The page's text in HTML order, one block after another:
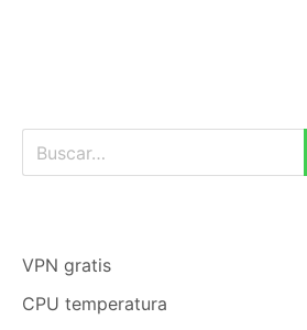
Buscar:
VPN gratis
CPU temperatura